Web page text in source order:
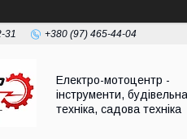
31 +380 (97) 465-44-04
Електро-мотоцентр -
інструменти, будівельна
техніка, садова техніка